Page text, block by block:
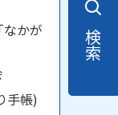
かが
手帳)
検索